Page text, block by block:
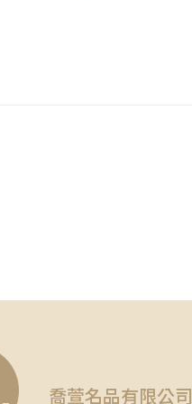
喬萱名品有限公司